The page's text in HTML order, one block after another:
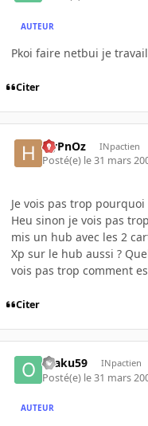
AUTEUR
Pkoi faire netbui je
Citer
HyPnOz INpactien
Posté(e) le 31 mars
Je vois pas trop
Heu sinon je vois pas
mis un hub avec les 2
Xp sur le hub aussi ?
vois pas trop comment
Citer
otaku59 INpactien
Posté(e) le 31 mars
AUTEUR